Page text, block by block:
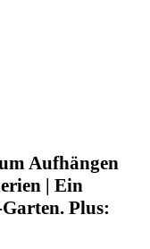
Aufhängen
| Ein
Plus: